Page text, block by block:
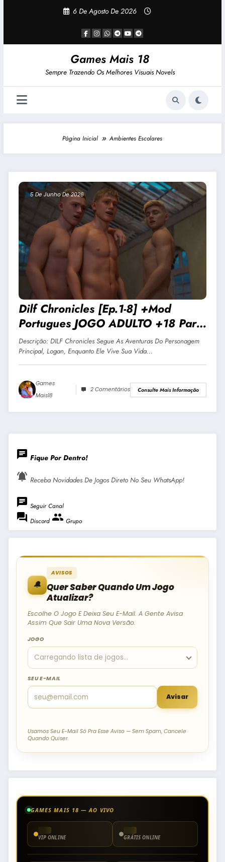
6 De Agosto De 2026
Games Mais 18
Sempre Trazendo Os Melhores Visuais Novels
Página Inicial Ambientes Escolares
5 De Junho De 2026
Dilf Chronicles [Ep.1-8] +Mod
Portugues JOGO ADULTO +18 Para
Android E PC
Descrição: DILF Chronicles Segue As Aventuras Do Personagem
Principal, Logan, Enquanto Ele Vive Sua Vida…
Games
Mais18
2 Comentários Consulte Mais Informação
chat Fique Por Dentro!
notifications_active Receba Novidades De Jogos Direto No Seu WhatsApp!
chat Seguir Canal
forum Discord group Grupo
🔔
AVISOS
Quer Saber Quando Um Jogo
Atualizar?
Escolhe O Jogo E Deixa Seu E-Mail. A Gente Avisa
Assim Que Sair Uma Nova Versão.
JOGO
SEU E-MAIL
Avisar
Usamos Seu E-Mail Só Pra Esse Aviso — Sem Spam, Cancele
Quando Quiser.
GAMES MAIS 18 — AO VIVO
VIP ONLINE GRÁTIS ONLINE